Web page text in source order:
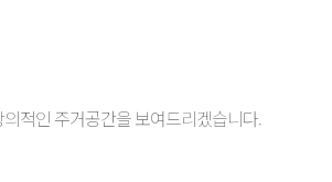
적인 주거공간을 보여드리겠습니다.